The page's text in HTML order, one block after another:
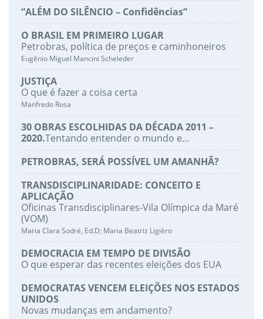
“ALÉM DO SILÊNCIO – Confidências”
O BRASIL EM PRIMEIRO LUGAR
Petrobras, política de preços e caminhoneiros
Eugênio Miguel Mancini Scheleder
JUSTIÇA
O que é fazer a coisa certa
Manfredo Rosa
30 OBRAS ESCOLHIDAS DA DÉCADA 2011 –
2020.Tentando entender o mundo e…
PETROBRAS, SERÁ POSSÍVEL UM AMANHÃ?
TRANSDISCIPLINARIDADE: CONCEITO E
APLICAÇÃO
Oficinas Transdisciplinares-Vila Olímpica da Maré
(VOM)
Maria Clara Sodré, Ed.D; Maria Beatriz Ligièro
DEMOCRACIA EM TEMPO DE DIVISÃO
O que esperar das recentes eleições dos EUA
DEMOCRATAS VENCEM ELEIÇÕES NOS ESTADOS
UNIDOS
Novas mudanças em andamento?